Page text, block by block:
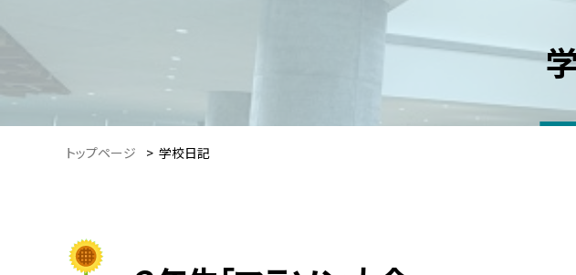
トップページ > 学校日記